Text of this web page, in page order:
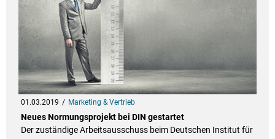
01.03.2019 Marketing & Vertrieb
Neues Normungsprojekt bei DIN gestartet
Der zuständige Arbeitsausschuss beim Deutschen Institut für